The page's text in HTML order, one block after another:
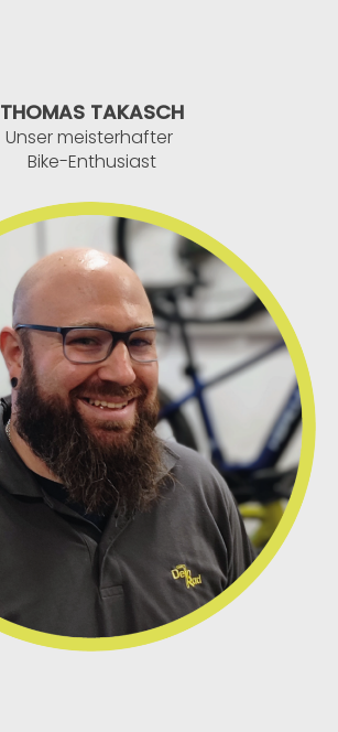
THOMAS TAKASCH
Unser meisterhafter
Bike-Enthusiast